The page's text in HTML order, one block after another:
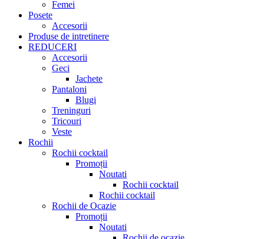
Femei
Posete
Accesorii
Produse de intretinere
REDUCERI
Accesorii
Geci
Jachete
Pantaloni
Blugi
Treninguri
Tricouri
Veste
Rochii
Rochii cocktail
Promoții
Noutati
Rochii cocktail
Rochii cocktail
Rochii de Ocazie
Promoții
Noutati